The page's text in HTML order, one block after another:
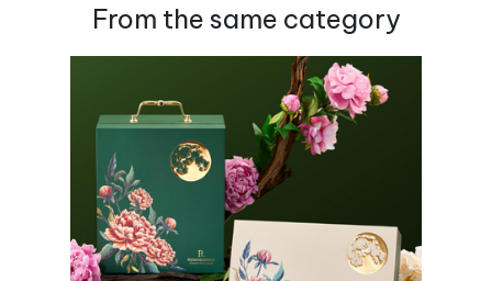
From the same category